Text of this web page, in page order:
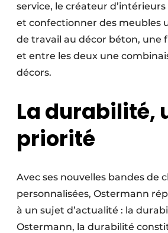
service, le créateur
et confectionner des meubles
de travail au décor béton, une
et entre les deux une
décors.
La durabilité,
priorité
Avec ses nouvelles bandes de
personnalisées, Ostermann
à un sujet d’actualité : la
Ostermann, la durabilité